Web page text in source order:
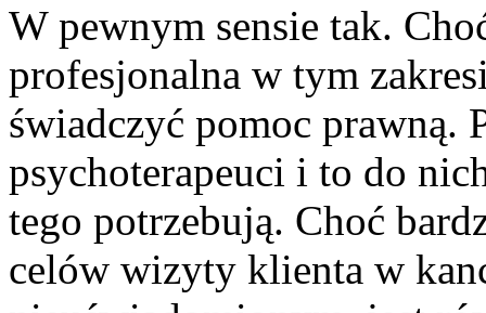
W pewnym sensie tak.
profesjonalna w tym
świadczyć pomoc prawną.
psychoterapeuci i to do
tego potrzebują. Choć
celów wizyty klienta w